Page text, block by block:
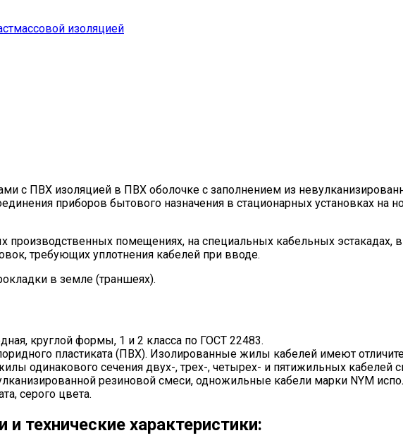
изоляцией
с ПВХ изоляцией в ПВХ оболочке с заполнением из
приборов бытового назначения в стационарных установках
производственных помещениях, на специальных кабельных
требующих уплотнения кабелей при вводе.
в земле (траншеях).
круглой формы, 1 и 2 класса по ГОСТ 22483.
пластиката (ПВХ). Изолированные жилы кабелей имеют
одинакового сечения двух-, трех-, четырех- и пятижильных кабелей
резиновой смеси, одножильные кабели марки NYM
серого цвета.
и технические характеристики: